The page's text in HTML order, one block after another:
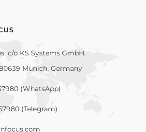
c/o KS Systems GmbH,
Munich, Germany
(WhatsApp)
(Telegram)